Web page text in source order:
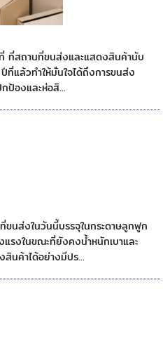
ที่สถานที่ขนส่งและแสดงสินค้านับ
แล้วทำให้มั่นใจได้ถึงการขนส่ง
ป้องและห่อสิ...
นส่งในวันนี้บรรจุในกระดาษลูกฟูก
รงในขณะที่ยังคงน้ำหนักเบาและ
นค้าได้อย่างมีปร...